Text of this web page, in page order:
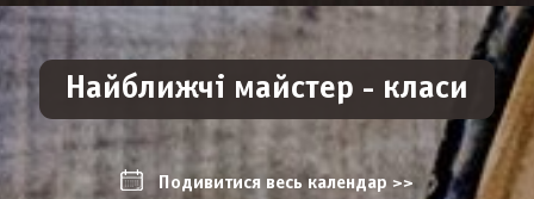
Найближчі майстер - класи
Подивитися весь календар >>